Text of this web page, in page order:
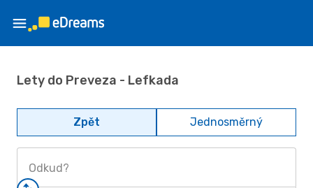
Lety do Preveza - Lefkada
Zpět Jednosměrný
Odkud?